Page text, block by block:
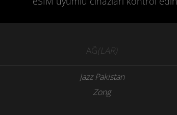
AĞ(LAR)
Jazz Pakistan
Zong